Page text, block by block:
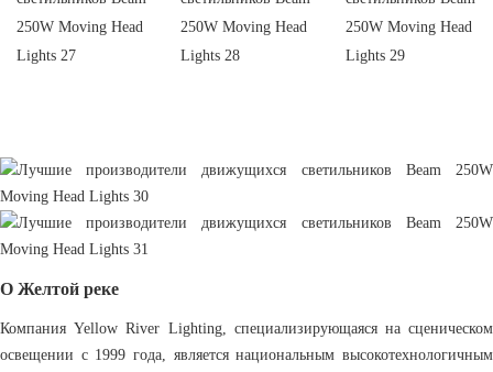
О Желтой реке
Компания Yellow River Lighting, специализирующаяся на сценическом
освещении с 1999 года, является национальным высокотехнологичным